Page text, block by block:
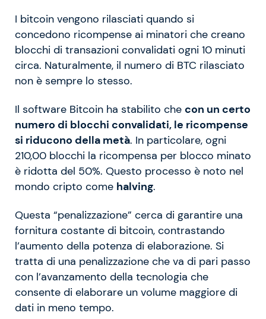
I bitcoin vengono rilasciati quando si
concedono ricompense ai minatori che creano
blocchi di transazioni convalidati ogni 10 minuti
circa. Naturalmente, il numero di BTC rilasciato
non è sempre lo stesso.
Il software Bitcoin ha stabilito che con un certo
numero di blocchi convalidati, le ricompense
si riducono della metà. In particolare, ogni
210,00 blocchi la ricompensa per blocco minato
è ridotta del 50%. Questo processo è noto nel
mondo cripto come halving.
Questa “penalizzazione” cerca di garantire una
fornitura costante di bitcoin, contrastando
l’aumento della potenza di elaborazione. Si
tratta di una penalizzazione che va di pari passo
con l’avanzamento della tecnologia che
consente di elaborare un volume maggiore di
dati in meno tempo.